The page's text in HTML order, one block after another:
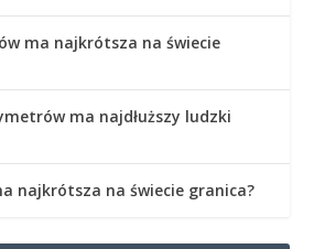
ma najkrótsza na świecie
ma najdłuższy ludzki
najkrótsza na świecie granica?